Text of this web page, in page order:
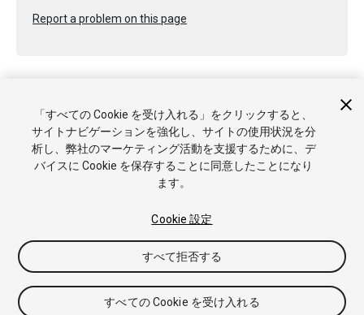
Report a problem on this page
Copyright © 2020 Unity Technologies. Publication 2020.2
チュートリアル
Answers ナレッジベース フォーラム
商標と利用規約 法律関連
プライバシーポリシー
私の個人情報を販売または共有しない
「すべての Cookie を受け入れる」をクリックすると、
サイトナビゲーションを強化し、サイトの使用状況を分
析し、弊社のマーケティング活動を支援するために、デ
バイスに Cookie を保存することに同意したことになり
ます。
Cookie 設定
すべて拒否する
すべての Cookie を受け入れる